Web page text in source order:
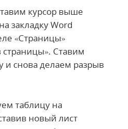
курсор выше
закладку Word
«Страницы»
Ставим
и снова делаем разрыв
таблицу на
новый лист